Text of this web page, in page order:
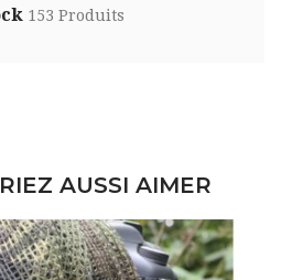
153 Produits
AUSSI AIMER